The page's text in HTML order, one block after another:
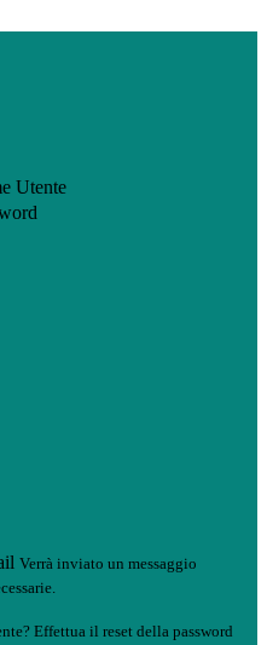
Utente
Verrà inviato un messaggio
Effettua il reset della password